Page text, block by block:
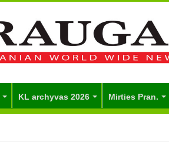
KL archyvas 2026 Mirties Pran.